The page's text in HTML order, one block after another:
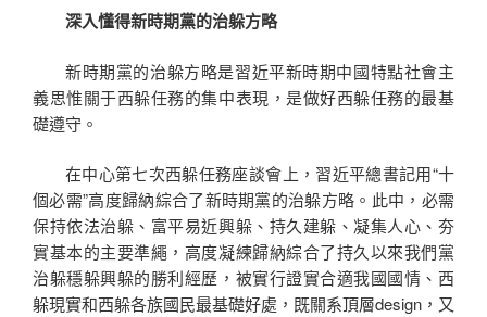
深入懂得新時期黨的治躲方略
新時期黨的治躲方略是習近平新時期中國特點社會主
義思惟關于西躲任務的集中表現，是做好西躲任務的最基
礎遵守。
在中心第七次西躲任務座談會上，習近平總書記用“十
個必需”高度歸納綜合了新時期黨的治躲方略。此中，必需
保持依法治躲、富平易近興躲、持久建躲、凝集人心、夯
實基本的主要準繩，高度凝練歸納綜合了持久以來我們黨
治躲穩躲興躲的勝利經歷，被實行證實合適我國國情、西
躲現實和西躲各族國民最基礎好處，既關系頂層design，又